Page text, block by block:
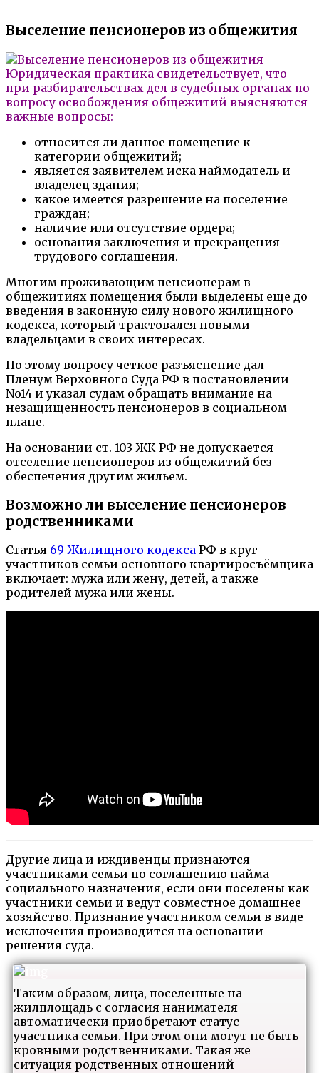
Выселение пенсионеров из общежития
Юридическая практика свидетельствует, что
при разбирательствах дел в судебных органах по
вопросу освобождения общежитий выясняются
важные вопросы:
относится ли данное помещение к
категории общежитий;
является заявителем иска наймодатель и
владелец здания;
какое имеется разрешение на поселение
граждан;
наличие или отсутствие ордера;
основания заключения и прекращения
трудового соглашения.
Многим проживающим пенсионерам в
общежитиях помещения были выделены еще до
введения в законную силу нового жилищного
кодекса, который трактовался новыми
владельцами в своих интересах.
По этому вопросу четкое разъяснение дал
Пленум Верховного Суда РФ в постановлении
No14 и указал судам обращать внимание на
незащищенность пенсионеров в социальном
плане.
На основании ст. 103 ЖК РФ не допускается
отселение пенсионеров из общежитий без
обеспечения другим жильем.
Возможно ли выселение пенсионеров
родственниками
Статья 69 Жилищного кодекса РФ в круг
участников семьи основного квартиросъёмщика
включает: мужа или жену, детей, а также
родителей мужа или жены.
Другие лица и иждивенцы признаются
участниками семьи по соглашению найма
социального назначения, если они поселены как
участники семьи и ведут совместное домашнее
хозяйство. Признание участником семьи в виде
исключения производится на основании
решения суда.
Таким образом, лица, поселенные на
жилплощадь с согласия нанимателя
автоматически приобретают статус
участника семьи. При этом они могут не быть
кровными родственниками. Такая же
ситуация родственных отношений